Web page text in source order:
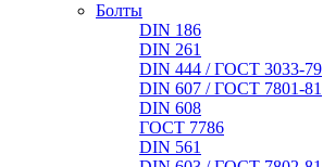
Болты
DIN 186
DIN 261
DIN 444 / ГОСТ 3033-79
DIN 607 / ГОСТ 7801-81
DIN 608
ГОСТ 7786
DIN 561